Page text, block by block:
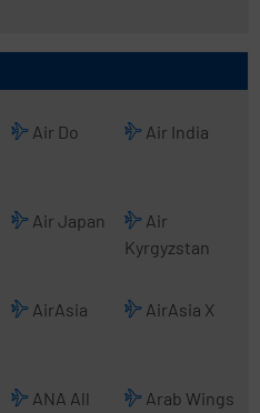
Air Do Air India
Air Japan
Air
Kyrgyzstan
AirAsia AirAsia X
ANA All
Arab Wings